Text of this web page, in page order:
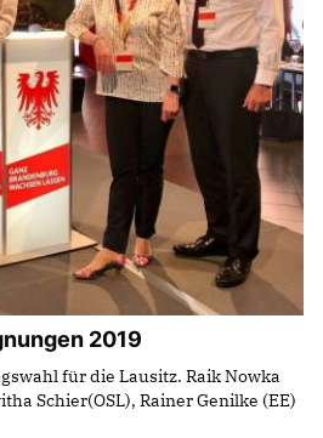
2019
für die Lausitz. Raik Nowka
Schier(OSL), Rainer Genilke (EE)